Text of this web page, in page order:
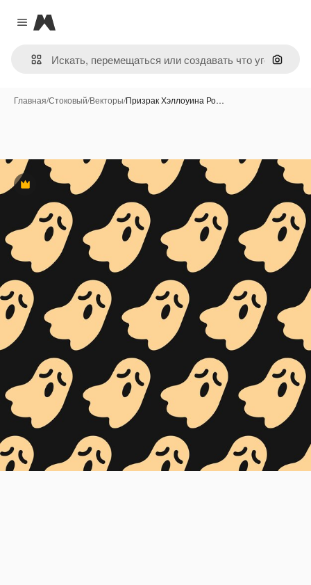
Close menu
Magnific
Поиск
Главная/Стоковый/Векторы/Призрак Хэллоуина Ро…
Премиум